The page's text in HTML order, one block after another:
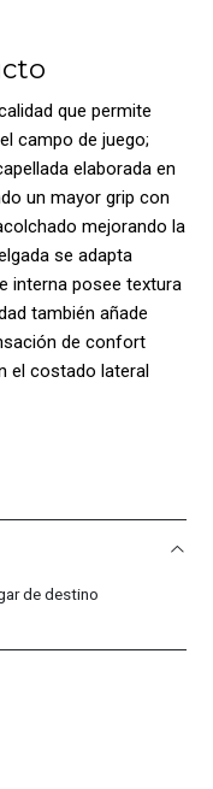
que permite
campo de juego;
elaborada en
un mayor grip con
mejorando la
se adapta
interna posee textura
también añade
de confort
el costado lateral
en caucho
de destino